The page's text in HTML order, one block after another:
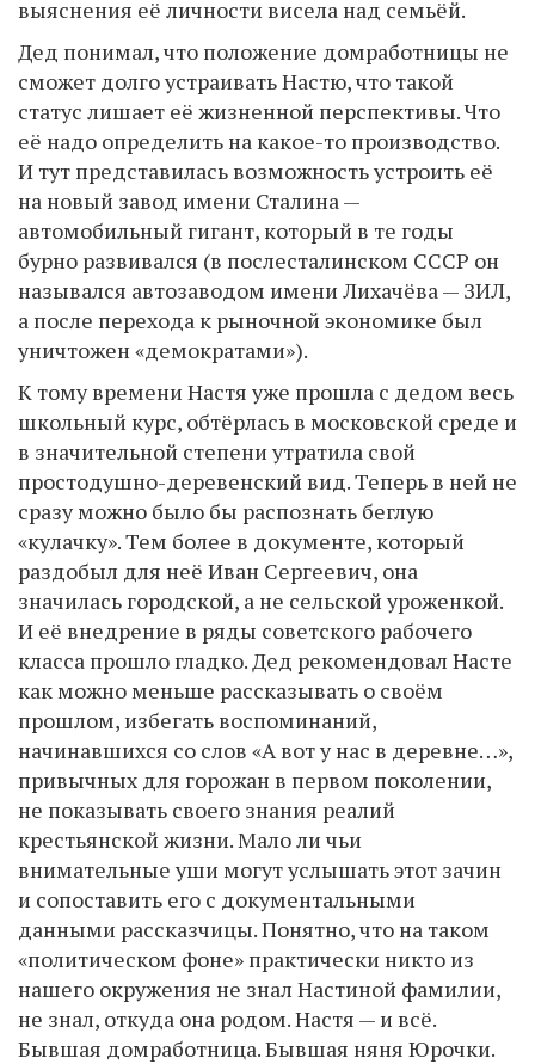
выяснения её личности висела над семьёй.
Дед понимал, что положение домработницы не
сможет долго устраивать Настю, что такой
статус лишает её жизненной перспективы. Что
её надо определить на какое-то производство.
И тут представилась возможность устроить её
на новый завод имени Сталина —
автомобильный гигант, который в те годы
бурно развивался (в послесталинском СССР он
назывался автозаводом имени Лихачёва — ЗИЛ,
а после перехода к рыночной экономике был
уничтожен «демократами»).
К тому времени Настя уже прошла с дедом весь
школьный курс, обтёрлась в московской среде и
в значительной степени утратила свой
простодушно-деревенский вид. Теперь в ней не
сразу можно было бы распознать беглую
«кулачку». Тем более в документе, который
раздобыл для неё Иван Сергеевич, она
значилась городской, а не сельской уроженкой.
И её внедрение в ряды советского рабочего
класса прошло гладко. Дед рекомендовал Насте
как можно меньше рассказывать о своём
прошлом, избегать воспоминаний,
начинавшихся со слов «А вот у нас в деревне…»,
привычных для горожан в первом поколении,
не показывать своего знания реалий
крестьянской жизни. Мало ли чьи
внимательные уши могут услышать этот зачин
и сопоставить его с документальными
данными рассказчицы. Понятно, что на таком
«политическом фоне» практически никто из
нашего окружения не знал Настиной фамилии,
не знал, откуда она родом. Настя — и всё.
Бывшая домработница. Бывшая няня Юрочки.